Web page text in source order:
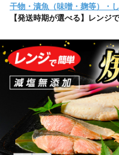
干物・漬魚（味噌・麹等）・
【発送時期が選べる】レン